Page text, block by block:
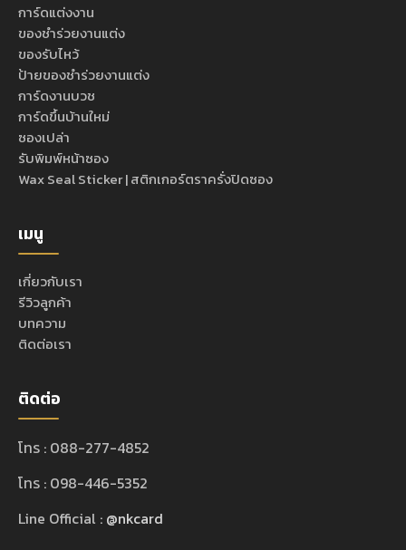
การ์ดแต่งงาน
ของชำร่วยงานแต่ง
ของรับไหว้
ป้ายของชำร่วยงานแต่ง
การ์ดงานบวช
การ์ดขึ้นบ้านใหม่
ซองเปล่า
รับพิมพ์หน้าซอง
Wax Seal Sticker | สติกเกอร์ตราครั่งปิดซอง
เมนู
เกี่ยวกับเรา
รีวิวลูกค้า
บทความ
ติดต่อเรา
ติดต่อ
โทร : 088-277-4852
โทร : 098-446-5352
Line Official : @nkcard